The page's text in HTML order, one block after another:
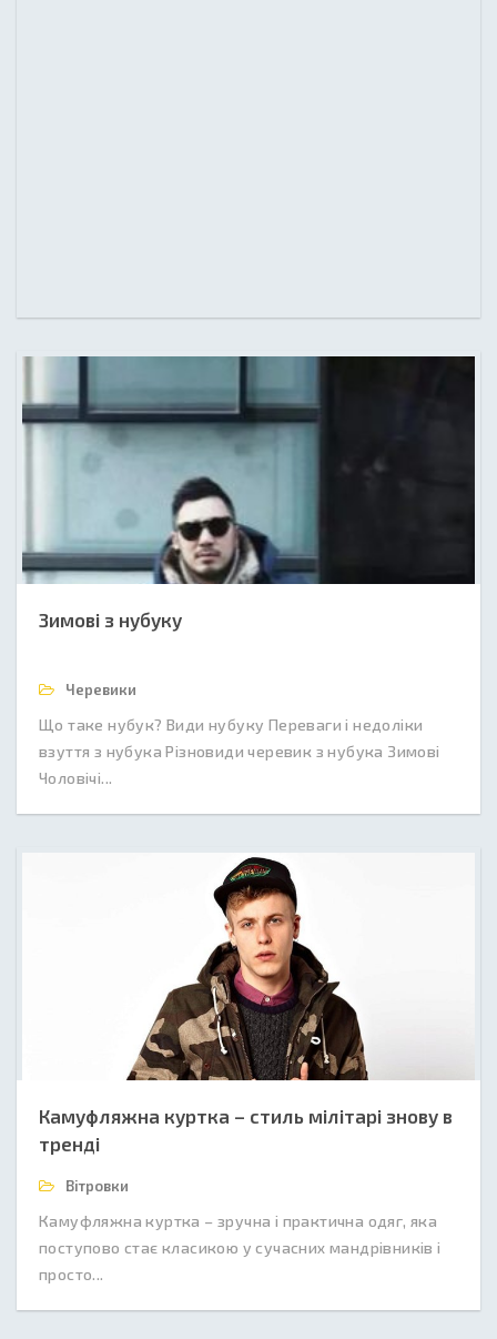
Зимові з нубуку
Черевики
Що таке нубук? Види нубуку Переваги і недоліки
взуття з нубука Різновиди черевик з нубука Зимові
Чоловічі...
Камуфляжна куртка – стиль мілітарі знову в
тренді
Вітровки
Камуфляжна куртка – зручна і практична одяг, яка
поступово стає класикою у сучасних мандрівників і
просто...